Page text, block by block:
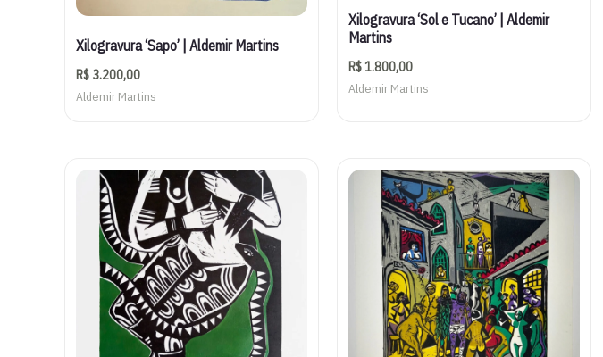
Xilogravura ‘Sapo’ | Aldemir Martins
R$ 3.200,00
Aldemir Martins
Xilogravura ‘Sol e Tucano’ | Aldemir
Martins
R$1.800,00
Aldemir Martins